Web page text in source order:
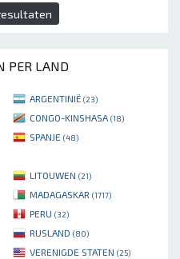
PER LAND
ARGENTINIË (23)
CONGO-KINSHASA (18)
SPANJE (48)
LITOUWEN (21)
MADAGASKAR (1717)
PERU (32)
RUSLAND (80)
VERENIGDE STATEN (25)